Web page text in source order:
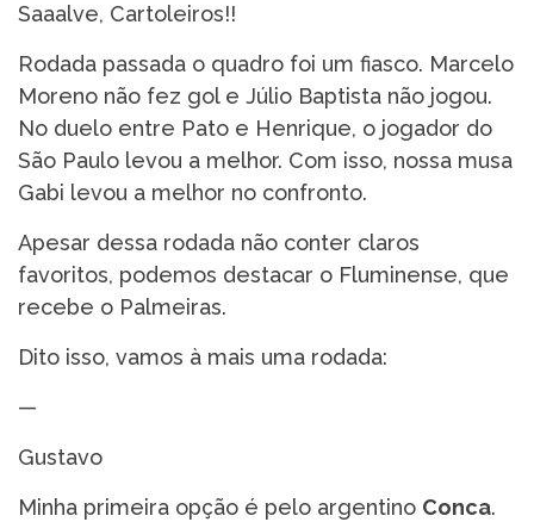
Saaalve, Cartoleiros!!
Rodada passada o quadro foi um fiasco. Marcelo
Moreno não fez gol e Júlio Baptista não jogou.
No duelo entre Pato e Henrique, o jogador do
São Paulo levou a melhor. Com isso, nossa musa
Gabi levou a melhor no confronto.
Apesar dessa rodada não conter claros
favoritos, podemos destacar o Fluminense, que
recebe o Palmeiras.
Dito isso, vamos à mais uma rodada:
—
Gustavo
Minha primeira opção é pelo argentino Conca.